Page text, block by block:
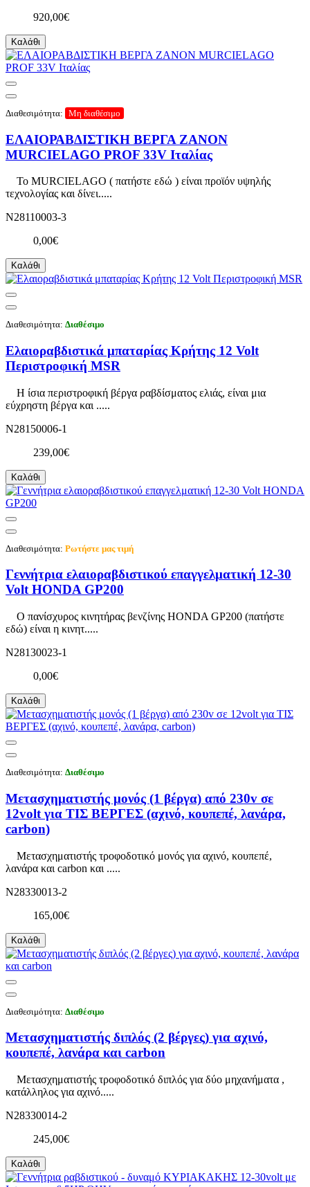
920,00€
Καλάθι
Διαθεσιμότητα: Μη διαθέσιμο
ΕΛΑΙΟΡΑΒΔΙΣΤΙΚΗ ΒΕΡΓΑ ZANON
MURCIELAGO PROF 33V Ιταλίας
To MURCIELAGO ( πατήστε εδώ ) είναι προϊόν υψηλής
τεχνολογίας και δίνει.....
N28110003-3
0,00€
Καλάθι
Διαθεσιμότητα: Διαθέσιμο
Ελαιοραβδιστικά μπαταρίας Κρήτης 12 Volt
Περιστροφική MSR
Η ίσια περιστροφική βέργα ραβδίσματος ελιάς, είναι μια
εύχρηστη βέργα και .....
N28150006-1
239,00€
Καλάθι
Διαθεσιμότητα: Ρωτήστε μας τιμή
Γεννήτρια ελαιοραβδιστικού επαγγελματική 12-30
Volt HONDA GP200
Ο πανίσχυρος κινητήρας βενζίνης HONDA GP200 (πατήστε
εδώ) είναι η κινητ.....
N28130023-1
0,00€
Καλάθι
Διαθεσιμότητα: Διαθέσιμο
Μετασχηματιστής μονός (1 βέργα) από 230v σε
12volt για ΤΙΣ ΒΕΡΓΕΣ (αχινό, κουπεπέ, λανάρα,
carbon)
Μετασχηματιστής τροφοδοτικό μονός για αχινό, κουπεπέ,
λανάρα και carbon και .....
N28330013-2
165,00€
Καλάθι
Διαθεσιμότητα: Διαθέσιμο
Μετασχηματιστής διπλός (2 βέργες) για αχινό,
κουπεπέ, λανάρα και carbon
Μετασχηματιστής τροφοδοτικό διπλός για δύο μηχανήματα ,
κατάλληλος για αχινό.....
N28330014-2
245,00€
Καλάθι